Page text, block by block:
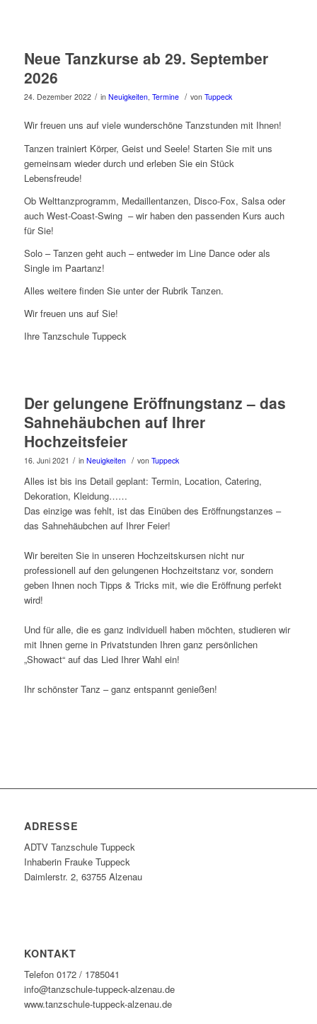
Neue Tanzkurse ab 29. September
2026
24. Dezember 2022 / in Neuigkeiten, Termine / von Tuppeck
Wir freuen uns auf viele wunderschöne Tanzstunden mit Ihnen!
Tanzen trainiert Körper, Geist und Seele! Starten Sie mit uns
gemeinsam wieder durch und erleben Sie ein Stück
Lebensfreude!
Ob Welttanzprogramm, Medaillentanzen, Disco-Fox, Salsa oder
auch West-Coast-Swing – wir haben den passenden Kurs auch
für Sie!
Solo – Tanzen geht auch – entweder im Line Dance oder als
Single im Paartanz!
Alles weitere finden Sie unter der Rubrik Tanzen.
Wir freuen uns auf Sie!
Ihre Tanzschule Tuppeck
Der gelungene Eröffnungstanz – das
Sahnehäubchen auf Ihrer
Hochzeitsfeier
16. Juni 2021 / in Neuigkeiten / von Tuppeck
Alles ist bis ins Detail geplant: Termin, Location, Catering,
Dekoration, Kleidung……
Das einzige was fehlt, ist das Einüben des Eröffnungstanzes –
das Sahnehäubchen auf Ihrer Feier!
Wir bereiten Sie in unseren Hochzeitskursen nicht nur
professionell auf den gelungenen Hochzeitstanz vor, sondern
geben Ihnen noch Tipps & Tricks mit, wie die Eröffnung perfekt
wird!
Und für alle, die es ganz individuell haben möchten, studieren wir
mit Ihnen gerne in Privatstunden Ihren ganz persönlichen
„Showact“ auf das Lied Ihrer Wahl ein!
Ihr schönster Tanz – ganz entspannt genießen!
ADRESSE
ADTV Tanzschule Tuppeck
Inhaberin Frauke Tuppeck
Daimlerstr. 2, 63755 Alzenau
KONTAKT
Telefon 0172 / 1785041
info@tanzschule-tuppeck-alzenau.de
www.tanzschule-tuppeck-alzenau.de